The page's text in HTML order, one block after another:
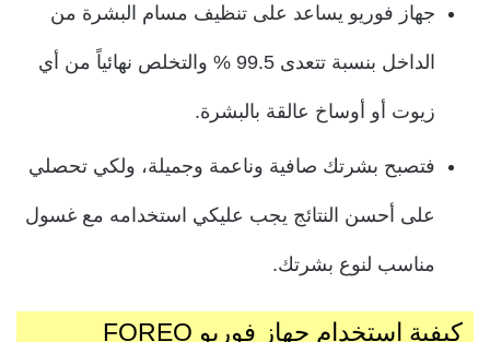
جهاز فوريو يساعد على تنظيف مسام البشرة من
الداخل بنسبة تتعدى 99.5 % والتخلص نهائياً من أي
زيوت أو أوساخ عالقة بالبشرة.
فتصبح بشرتك صافية وناعمة وجميلة، ولكي تحصلي
على أحسن النتائج يجب عليكي استخدامه مع غسول
مناسب لنوع بشرتك.
كيفية استخدام جهاز فوريو FOREO